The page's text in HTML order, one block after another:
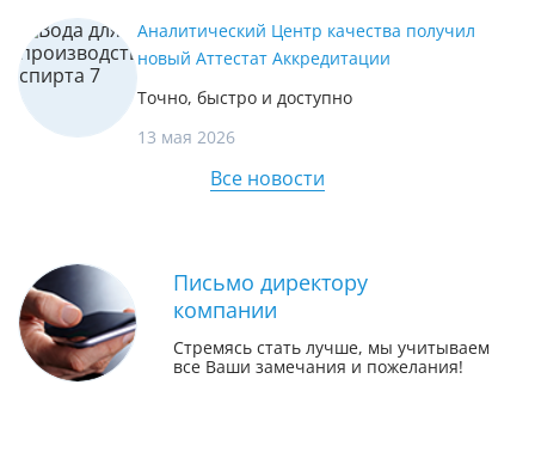
Аналитический Центр качества получил
новый Аттестат Аккредитации
Точно, быстро и доступно
13 мая 2026
Все новости
Письмо директору
компании
Стремясь стать лучше, мы учитываем
все Ваши замечания и пожелания!